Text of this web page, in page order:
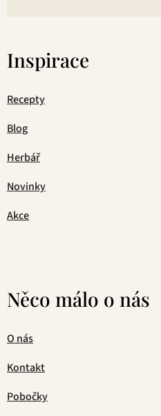
Inspirace
Recepty
Blog
Herbář
Novinky
Akce
Něco málo o nás
O nás
Kontakt
Pobočky